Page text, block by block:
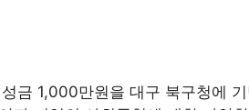
1,000만원을 대구 북구청에